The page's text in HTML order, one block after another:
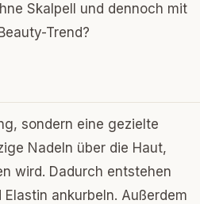
Skalpell und dennoch mit
Trend?
sondern eine gezielte
Nadeln über die Haut,
wird. Dadurch entstehen
ankurbeln. Außerdem